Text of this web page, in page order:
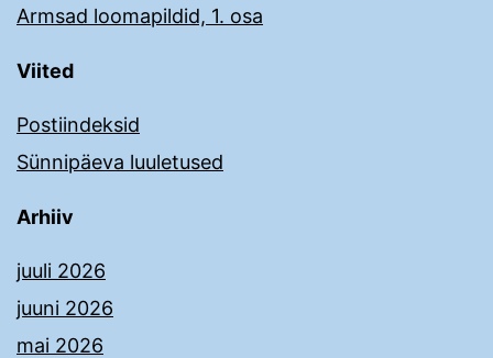
Armsad loomapildid, 1. osa
Viited
Postiindeksid
Sünnipäeva luuletused
Arhiiv
juuli 2026
juuni 2026
mai 2026